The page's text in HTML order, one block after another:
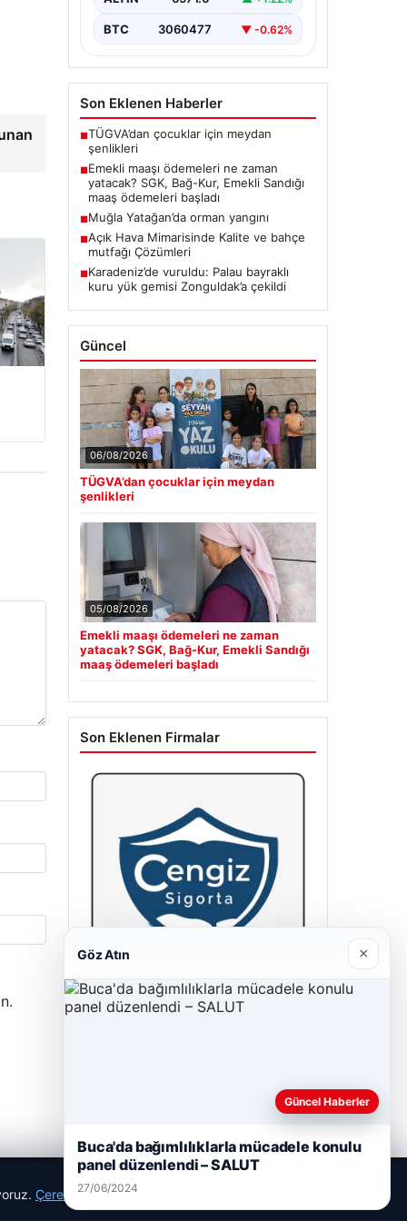
BTC 3060477 ▼ -0.62%
Son Eklenen Haberler
■TÜGVA’dan çocuklar için meydan
şenlikleri
■Emekli maaşı ödemeleri ne zaman
yatacak? SGK, Bağ-Kur, Emekli Sandığı
maaş ödemeleri başladı
■Muğla Yatağan’da orman yangını
■Açık Hava Mimarisinde Kalite ve bahçe
mutfağı Çözümleri
■Karadeniz’de vuruldu: Palau bayraklı
kuru yük gemisi Zonguldak’a çekildi
Güncel
06/08/2026
TÜGVA’dan çocuklar için meydan
şenlikleri
05/08/2026
Emekli maaşı ödemeleri ne zaman
yatacak? SGK, Bağ-Kur, Emekli Sandığı
maaş ödemeleri başladı
Son Eklenen Firmalar
Cengiz Sigorta
Çerez Politikamız
Göz Atın ×
Güncel Haberler
Buca'da bağımlılıklarla mücadele konulu
panel düzenlendi – SALUT
27/06/2024